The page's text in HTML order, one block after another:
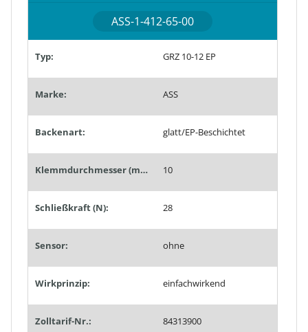
ASS-1-412-65-00
Typ: GRZ 10-12 EP
Marke: ASS
Backenart: glatt/EP-Beschichtet
Klemmdurchmesser (mm): 10
Schließkraft (N): 28
Sensor: ohne
Wirkprinzip: einfachwirkend
Zolltarif-Nr.: 84313900